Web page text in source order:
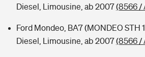
Diesel, Limousine, ab 2007(8566 /
Ford Mondeo, BA7 (MONDEO STH
Diesel, Limousine, ab 2007(8566 /